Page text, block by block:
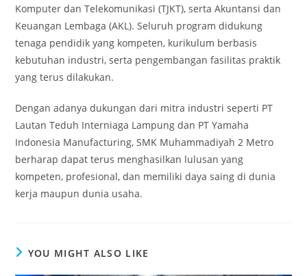
Komputer dan Telekomunikasi (TJKT), serta Akuntansi dan
Keuangan Lembaga (AKL). Seluruh program didukung
tenaga pendidik yang kompeten, kurikulum berbasis
kebutuhan industri, serta pengembangan fasilitas praktik
yang terus dilakukan.
Dengan adanya dukungan dari mitra industri seperti PT
Lautan Teduh Interniaga Lampung dan PT Yamaha
Indonesia Manufacturing, SMK Muhammadiyah 2 Metro
berharap dapat terus menghasilkan lulusan yang
kompeten, profesional, dan memiliki daya saing di dunia
kerja maupun dunia usaha.
YOU MIGHT ALSO LIKE